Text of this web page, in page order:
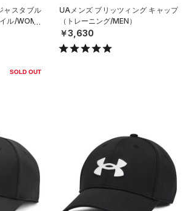
ャスタブル
ル/WOME
SOLD OUT
UAメンズ ブリッツィング キャップ
（トレーニング/MEN）
￥3,630